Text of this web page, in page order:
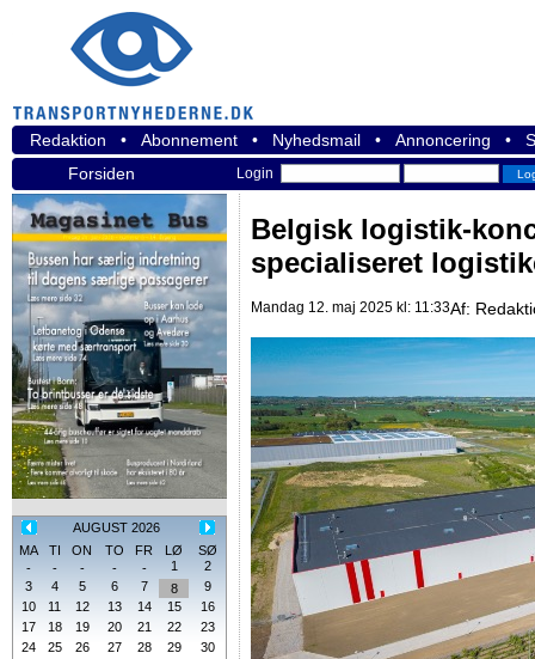
Redaktion • Abonnement • Nyhedsmail • Annoncering •
Forsiden
Login
AUGUST 2026
MA
TI ON TO FR LØ
SØ
-
- - - - 1
2
3
4 5 6 7 8
9
10
11 12 13 14 15
16
17
18 19 20 21 22
23
24
25 26 27 28 29
30
Belgisk logistik-
specialiseret
Mandag 12. maj 2025 kl: 11:33Af: